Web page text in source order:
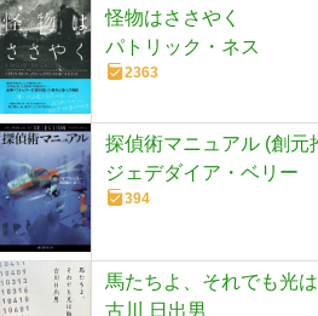
怪物はささやく
パトリック・ネス
2363
探偵術マニュアル (創元
ジェデダイア・ベリー
394
馬たちよ、それでも光
古川 日出男